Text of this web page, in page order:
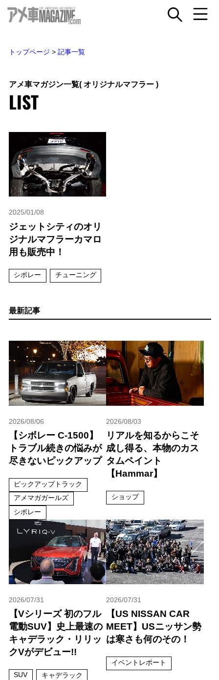
トップページ > 記事一覧
アメ車マガジン一覧( オリジナルマフラー )
LIST
2025/01/08
ジェットシティのオリ
ジナルマフラーカマロ
用も販売中！
シボレー チューニング
最新記事
2026/08/06
【シボレー C-1500】
トラブル続きの悩みが
尽きないピックアップ
ピックアップトラック
アメマガガールズ
シボレー
2026/08/03
リアルを知るからこそ
成し得る、本物のカス
タムペイント
【Hammar】
ショップ
2026/07/31
【Vシリーズ 初のフル
電動SUV】史上最速の
キャデラック・リリッ
クVがデビュー!!
SUV
キャデラック
2026/07/31
【US NISSAN CAR
MEET】USニッサン勢
は寒さも何のその！
イベントレポート